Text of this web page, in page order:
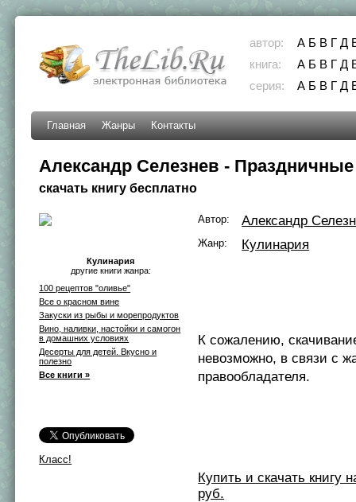
автор: А Б В Г Д
книга:
А Б В Г Д
серия:
А Б В Г Д
Главная Жанры Контакты
Александр Селезнев -
скачать книгу бесплатно
Кулинария
другие книги жанра:
100 рецептов "оливье"
Все о красном вине
Закуски из рыбы и морепродуктов
Вино, наливки, настойки и самогон
в домашних условиях
Десерты для детей. Вкусно и
полезно
Все книги »
Класс!
Автор: Александр
Жанр: Кулинария
К сожалению,
невозможно, в связи с
правообладателя.
Купить и скачать книгу
руб.